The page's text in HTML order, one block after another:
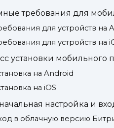
требования для
для устройств на
для устройств на
установки мобильного
на Android
на iOS
настройка и
в облачную версию